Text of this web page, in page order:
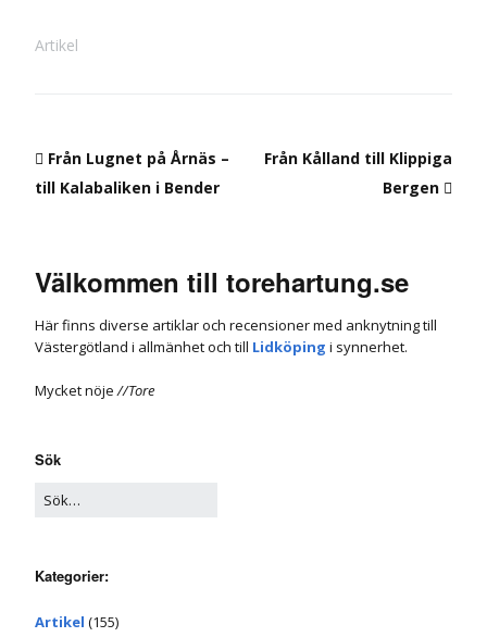
Artikel
Från Lugnet på Årnäs –
till Kalabaliken i Bender
Från Kålland till Klippiga
Bergen
Välkommen till torehartung.se
Här finns diverse artiklar och recensioner med anknytning till
Västergötland i allmänhet och till Lidköping i synnerhet.
Mycket nöje//Tore
Sök
Kategorier:
Artikel (155)